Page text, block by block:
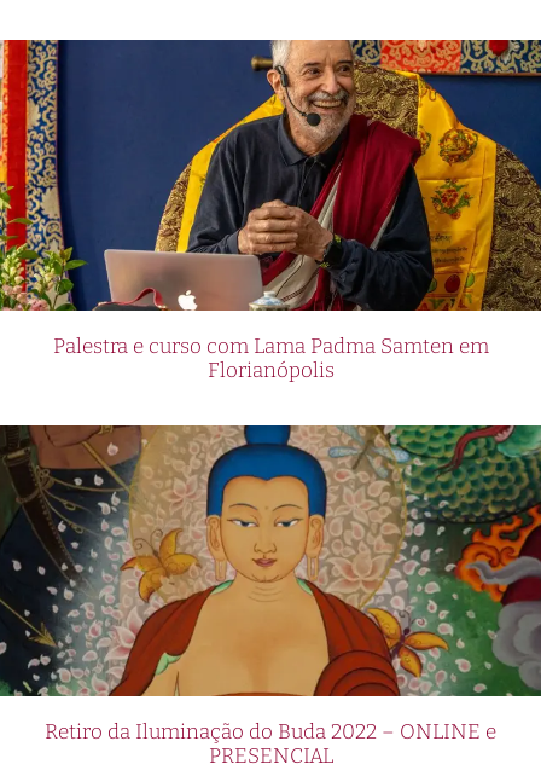
Palestra e curso com Lama Padma Samten em
Florianópolis
Retiro da Iluminação do Buda 2022 – ONLINE e
PRESENCIAL